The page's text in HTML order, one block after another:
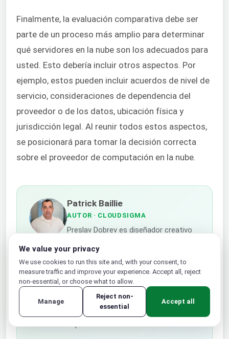
Finalmente, la evaluación comparativa debe ser
parte de un proceso más amplio para determinar
qué servidores en la nube son los adecuados para
usted. Esto debería incluir otros aspectos. Por
ejemplo, estos pueden incluir acuerdos de nivel de
servicio, consideraciones de dependencia del
proveedor o de los datos, ubicación física y
jurisdicción legal. Al reunir todos estos aspectos,
se posicionará para tomar la decisión correcta
sobre el proveedor de computación en la nube.
Patrick Baillie
AUTOR · CLOUDSIGMA
Preslav Dobrev es diseñador creativo
identidad empresarial coherente
mediante el uso de canales de
marketing tradicionales e innovadores.
Es experto en fusionar la visión
artística con el marketing estratégico
para crear narrativas de marca
We value your privacy
We use cookies to run this site and, with your consent, to
measure traffic and improve your experience. Accept all, reject
non-essential, or choose what to allow.
Manage
Reject non-
essential
Accept all